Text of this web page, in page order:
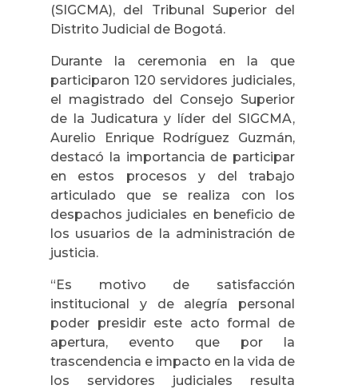
(SIGCMA), del Tribunal Superior del
Distrito Judicial de Bogotá.
Durante la ceremonia en la que
participaron 120 servidores judiciales,
el magistrado del Consejo Superior
de la Judicatura y líder del SIGCMA,
Aurelio Enrique Rodríguez Guzmán,
destacó la importancia de participar
en estos procesos y del trabajo
articulado que se realiza con los
despachos judiciales en beneficio de
los usuarios de la administración de
justicia.
“Es motivo de satisfacción
institucional y de alegría personal
poder presidir este acto formal de
apertura, evento que por la
trascendencia e impacto en la vida de
los servidores judiciales resulta